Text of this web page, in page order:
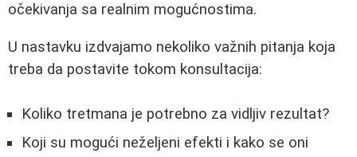
očekivanja sa realnim mogućnostima.
U nastavku izdvajamo nekoliko važnih pitanja koja
treba da postavite tokom konsultacija:
Koliko tretmana je potrebno za vidljiv rezultat?
Koji su mogući neželjeni efekti i kako se oni